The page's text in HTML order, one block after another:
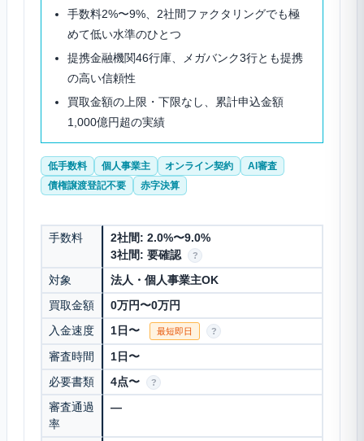
手数料2%〜9%、2社間ファクタリングでも極
めて低い水準のひとつ
提携金融機関46行庫、メガバンク3行とも提携
の高い信頼性
買取金額の上限・下限なし、累計申込金額
1,000億円超の実績
低手数料 個人事業主 オンライン契約
AI審査
債権譲渡登記不要
赤字決算
手数料
2社間: 2.0%〜9.0%
3社間: 要確認
?
対象
法人・個人事業主OK
買取金額
0万円〜0万円
入金速度
1日〜 最短即日 ?
審査時間
1日〜
必要書類
4点〜 ?
審査通過
率
—